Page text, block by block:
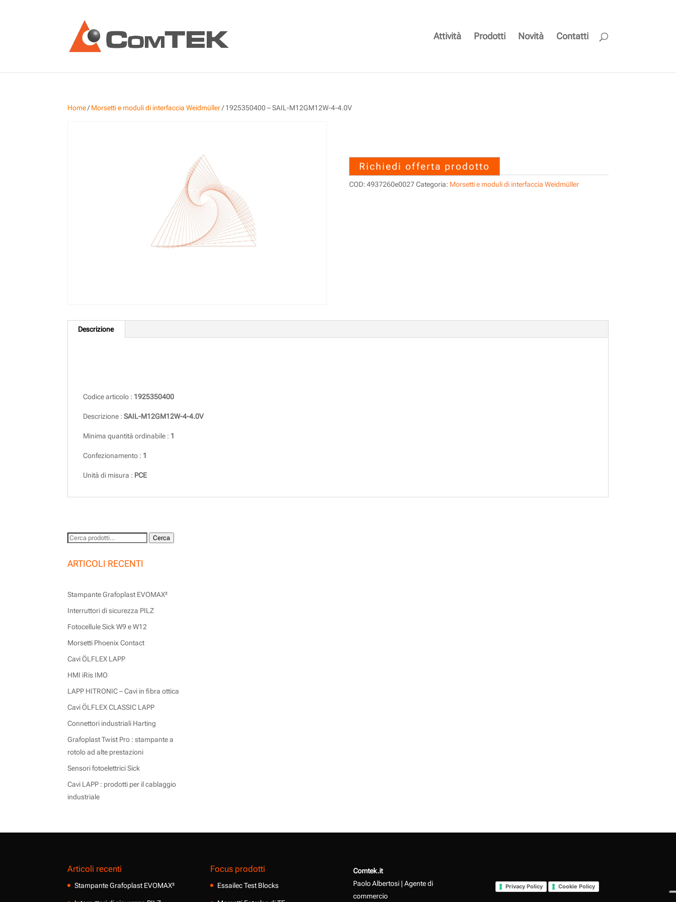
Attività Prodotti Novità Contatti
Home/Morsetti e moduli di interfaccia Weidmüller/ 1925350400 – SAIL-M12GM12W-4-4.0V
Richiedi offerta prodotto
COD: 4937260e0027 Categoria: Morsetti e moduli di interfaccia Weidmüller
Descrizione
Codice articolo : 1925350400
Descrizione :SAIL-M12GM12W-4-4.0V
Minima quantità ordinabile : 1
Confezionamento : 1
Unità di misura : PCE
Cerca: Cerca
ARTICOLI RECENTI
Stampante Grafoplast EVOMAX²
Interruttori di sicurezza PILZ
Fotocellule Sick W9 e W12
Morsetti Phoenix Contact
Cavi ÖLFLEX LAPP
HMI iRis IMO
LAPP HITRONIC – Cavi in fibra ottica
Cavi ÖLFLEX CLASSIC LAPP
Connettori industriali Harting
Grafoplast Twist Pro : stampante a
rotolo ad alte prestazioni
Sensori fotoelettrici Sick
Cavi LAPP : prodotti per il cablaggio
industriale
Articoli recenti
Stampante Grafoplast EVOMAX²
Focus prodotti
Essailec Test Blocks
Comtek.it
Paolo Albertosi | Agente di
commercio
Privacy Policy Cookie Policy